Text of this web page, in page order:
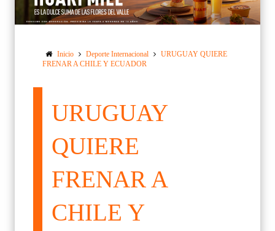
Inicio Deporte Internacional
URUGUAY QUIERE
FRENAR A CHILE Y ECUADOR
URUGUAY
QUIERE
FRENAR A
CHILE Y